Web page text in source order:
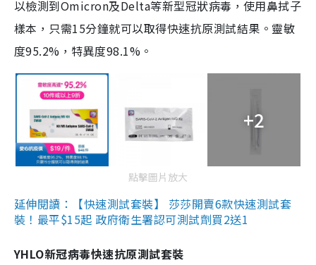
以檢測到Omicron及Delta等新型冠狀病毒，使用鼻拭子
樣本，只需15分鐘就可以取得快速抗原測試結果。靈敏
度95.2%，特異度98.1%。
+2
點擊圖片放大
延伸閱讀：【快速測試套裝】 莎莎開賣6款快速測試套
裝！最平$15起 政府衛生署認可測試劑買2送1
YHLO新冠病毒快速抗原測試套裝